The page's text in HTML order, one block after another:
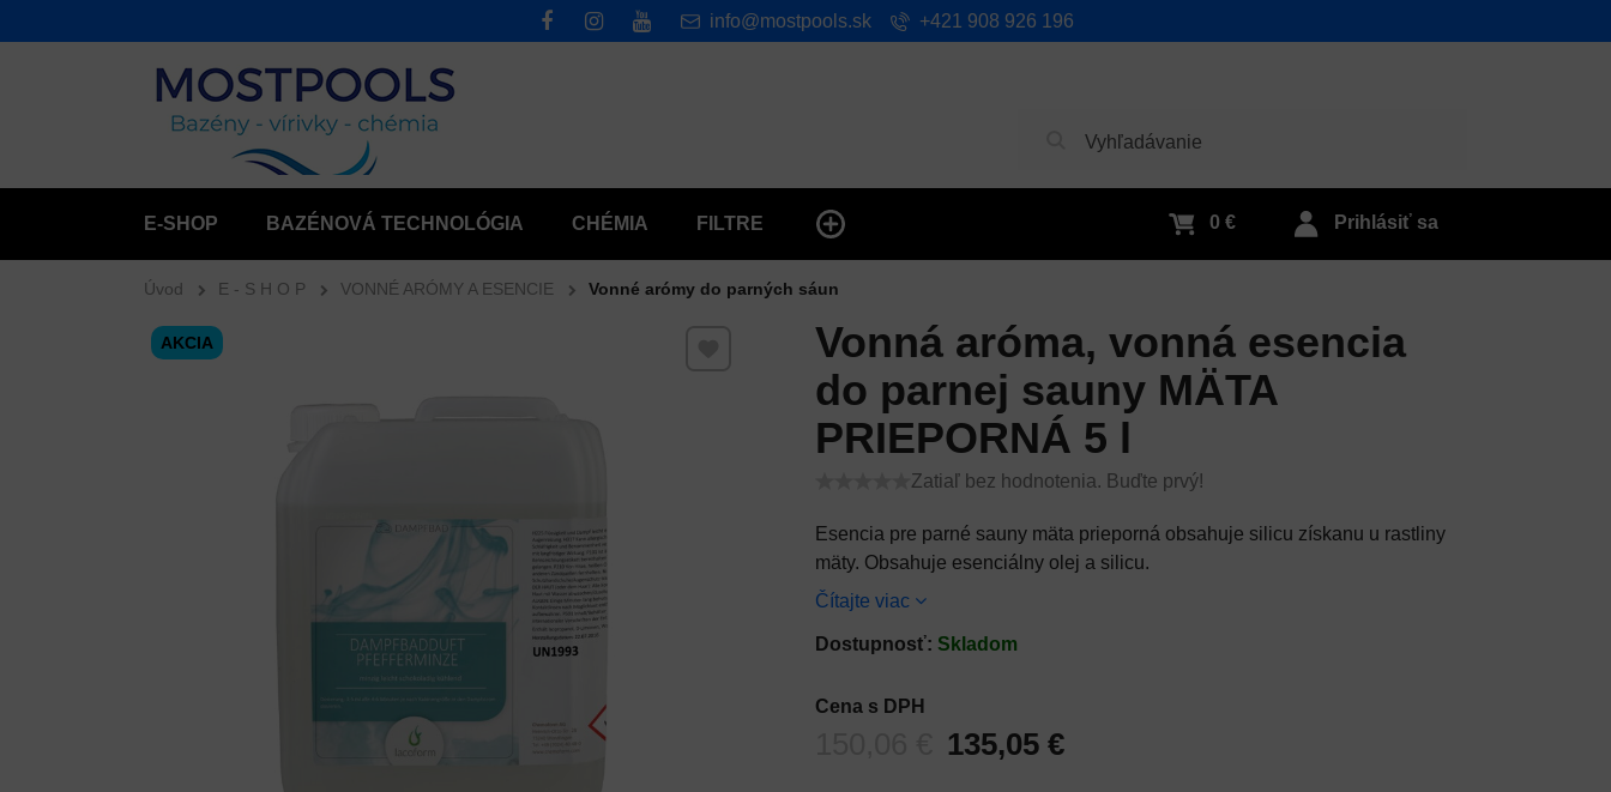
E-SHOP BAZÉNOVÁ TECHNOLÓGIA CHÉMIA FILTRE Prihlásiť sa
0 €
info@mostpools.sk +421 908 926 196
Úvod E - S H O P VONNÉ ARÓMY A ESENCIE Vonné arómy do parných sáun
Vonná aróma, vonná esencia
do parnej sauny MÄTA
PRIEPORNÁ 5 l
Esencia pre parné sauny mäta prieporná obsahuje silicu získanu u rastliny
mäty. Obsahuje esenciálny olej a silicu.
Čítajte viac
Zatiaľ bez hodnotenia. Buďte prvý!
Pridať k Obľúbeným
AKCIA
Dostupnosť: Skladom
Cena s DPH
135,05 €
Pred zľavou: